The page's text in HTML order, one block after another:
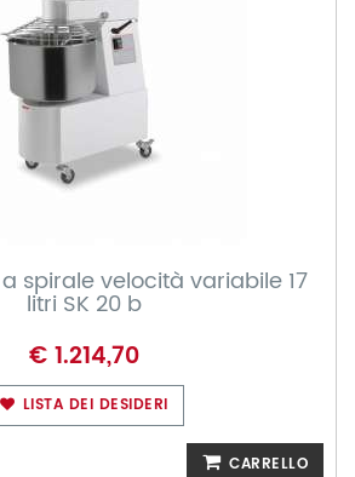
spirale velocità variabile 17
litri SK 20 b
€ 1.214,70
LISTA DEI DESIDERI
CARRELLO